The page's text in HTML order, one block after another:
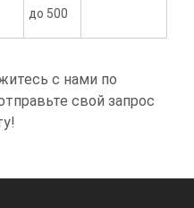
до 500
с нами по
свой запрос